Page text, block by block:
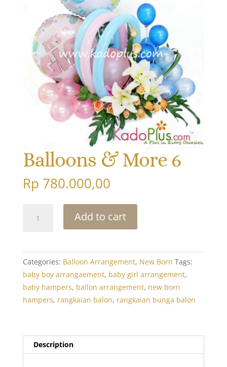
Balloons & More 6
Rp 780.000,00
quantity
Add to cart
Categories: Balloon Arrangement, New Born Tags:
baby boy arrangaement, baby girl arrangement,
baby hampers, ballon arrangement, new born
hampers, rangkaian balon, rangkaian bunga balon
Description